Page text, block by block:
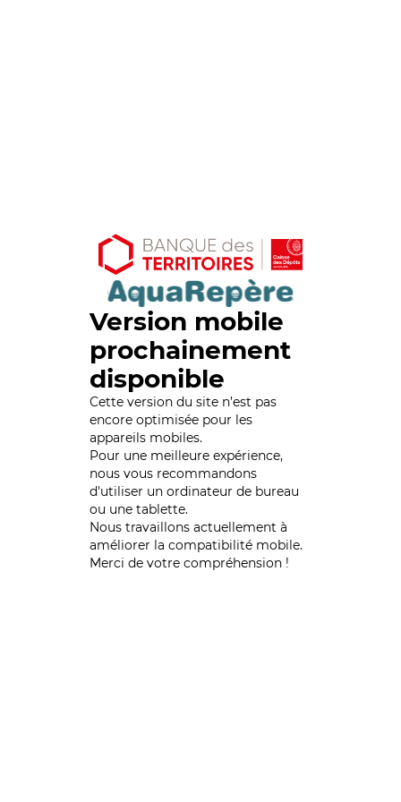
Version mobile
prochainement
disponible
Cette version du site n’est pas
encore optimisée pour les
appareils mobiles.
Pour une meilleure expérience,
nous vous recommandons
d'utiliser un ordinateur de bureau
ou une tablette.
Nous travaillons actuellement à
améliorer la compatibilité mobile.
Merci de votre compréhension !